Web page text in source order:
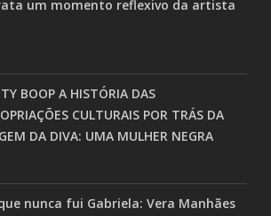
um momento reflexivo da artista
BOOP A HISTÓRIA DAS
CULTURAIS POR TRÁS DA
DA DIVA: UMA MULHER NEGRA
nunca fui Gabriela: Vera Manhães